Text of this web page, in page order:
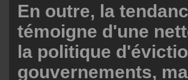
En outre, la
témoigne d'une
la politique
gouvernements,